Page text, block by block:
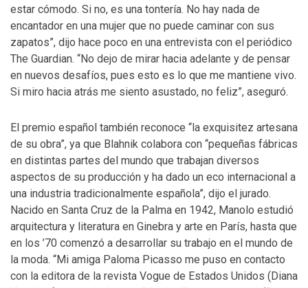
estar cómodo. Si no, es una tontería. No hay nada de
encantador en una mujer que no puede caminar con sus
zapatos”, dijo hace poco en una entrevista con el periódico
The Guardian. “No dejo de mirar hacia adelante y de pensar
en nuevos desafíos, pues esto es lo que me mantiene vivo.
Si miro hacia atrás me siento asustado, no feliz”, aseguró.
El premio español también reconoce “la exquisitez artesana
de su obra”, ya que Blahnik colabora con “pequeñas fábricas
en distintas partes del mundo que trabajan diversos
aspectos de su producción y ha dado un eco internacional a
una industria tradicionalmente española”, dijo el jurado.
Nacido en Santa Cruz de la Palma en 1942, Manolo estudió
arquitectura y literatura en Ginebra y arte en París, hasta que
en los ’70 comenzó a desarrollar su trabajo en el mundo de
la moda. “Mi amiga Paloma Picasso me puso en contacto
con la editora de la revista Vogue de Estados Unidos (Diana